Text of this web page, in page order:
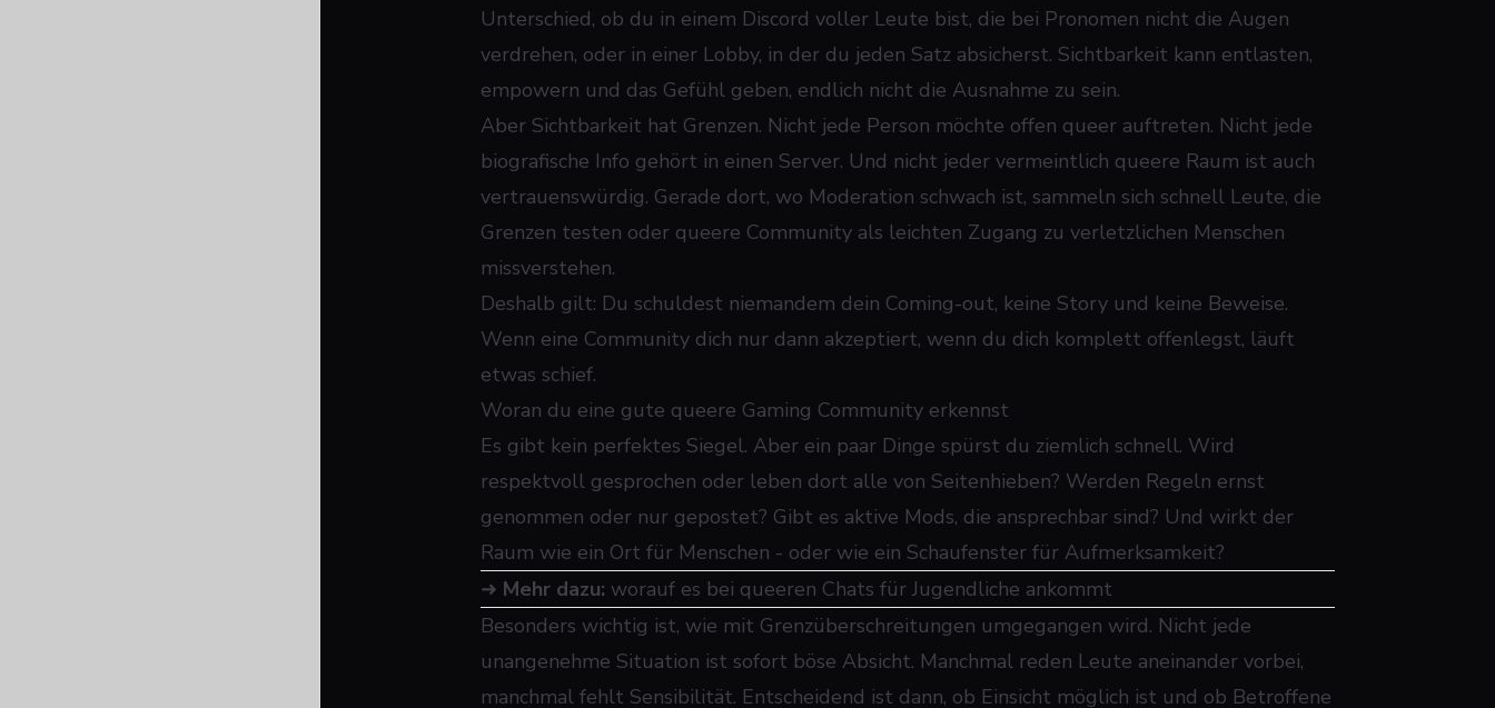
Unterschied, ob du in einem Discord voller Leute bist, die bei Pronomen nicht die Augen
verdrehen, oder in einer Lobby, in der du jeden Satz absicherst. Sichtbarkeit kann entlasten,
empowern und das Gefühl geben, endlich nicht die Ausnahme zu sein.
Aber Sichtbarkeit hat Grenzen. Nicht jede Person möchte offen queer auftreten. Nicht jede
biografische Info gehört in einen Server. Und nicht jeder vermeintlich queere Raum ist auch
vertrauenswürdig. Gerade dort, wo Moderation schwach ist, sammeln sich schnell Leute, die
Grenzen testen oder queere Community als leichten Zugang zu verletzlichen Menschen
missverstehen.
Deshalb gilt: Du schuldest niemandem dein Coming-out, keine Story und keine Beweise.
Wenn eine Community dich nur dann akzeptiert, wenn du dich komplett offenlegst, läuft
etwas schief.
Woran du eine gute queere Gaming Community erkennst
Es gibt kein perfektes Siegel. Aber ein paar Dinge spürst du ziemlich schnell. Wird
respektvoll gesprochen oder leben dort alle von Seitenhieben? Werden Regeln ernst
genommen oder nur gepostet? Gibt es aktive Mods, die ansprechbar sind? Und wirkt der
Raum wie ein Ort für Menschen - oder wie ein Schaufenster für Aufmerksamkeit?
➜ Mehr dazu: worauf es bei queeren Chats für Jugendliche ankommt
Besonders wichtig ist, wie mit Grenzüberschreitungen umgegangen wird. Nicht jede
unangenehme Situation ist sofort böse Absicht. Manchmal reden Leute aneinander vorbei,
manchmal fehlt Sensibilität. Entscheidend ist dann, ob Einsicht möglich ist und ob Betroffene